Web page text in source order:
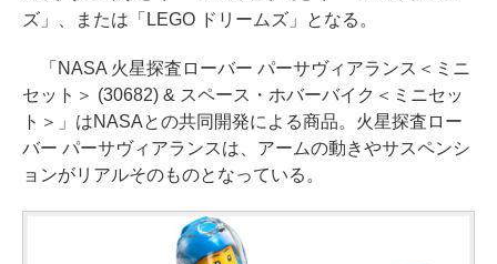
ズ」、または「LEGO ドリームズ」となる。
「NASA 火星探査ローバー パーサヴィアランス＜ミニ
セット＞ (30682) & スペース・ホバーバイク＜ミニセッ
ト＞」はNASAとの共同開発による商品。火星探査ロー
バー パーサヴィアランスは、アームの動きやサスペンシ
ョンがリアルそのものとなっている。